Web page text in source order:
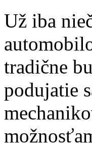
Už iba
tradične
podujatie